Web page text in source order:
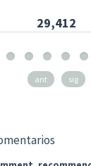
29,412
ant sig